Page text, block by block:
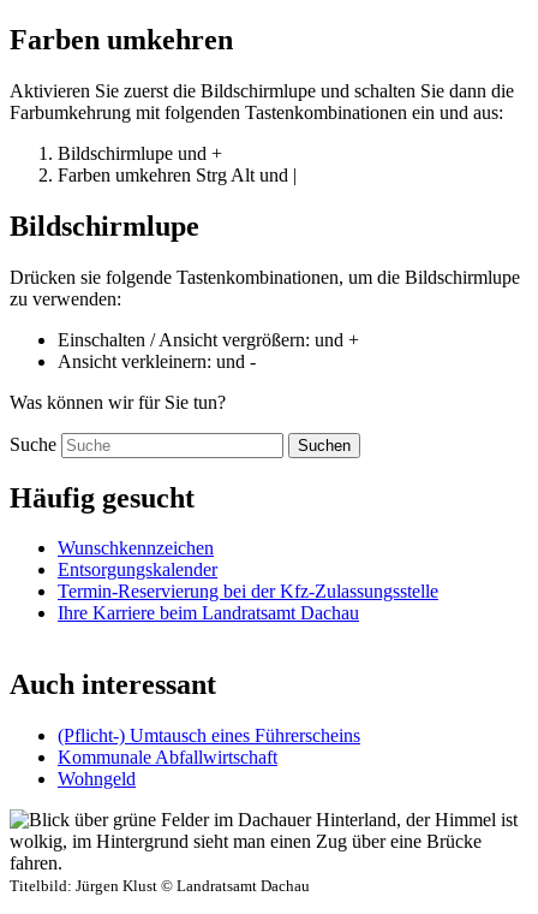
Farben umkehren
Aktivieren Sie zuerst die Bildschirmlupe und schalten Sie dann die
Farbumkehrung mit folgenden Tastenkombinationen ein und aus:
Bildschirmlupe und +
Farben umkehren Strg Alt und |
Bildschirmlupe
Drücken sie folgende Tastenkombinationen, um die Bildschirmlupe
zu verwenden:
Einschalten / Ansicht vergrößern: und +
Ansicht verkleinern: und -
Was können wir für Sie tun?
Suche Suchen
Häufig gesucht
Wunschkennzeichen
Entsorgungskalender
Termin-Reservierung bei der Kfz-Zulassungsstelle
Ihre Karriere beim Landratsamt Dachau
Auch interessant
(Pflicht-) Umtausch eines Führerscheins
Kommunale Abfallwirtschaft
Wohngeld
Titelbild: Jürgen Klust © Landratsamt Dachau